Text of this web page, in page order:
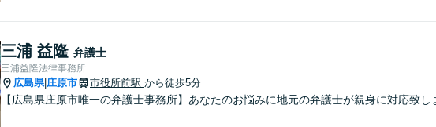
三浦 益隆 弁護士
三浦益隆法律事務所
広島県| 庄原市 市役所前駅 から徒歩5分
【広島県庄原市唯一の弁護士事務所】あなたのお悩みに地元の弁護士が親身に対応致し